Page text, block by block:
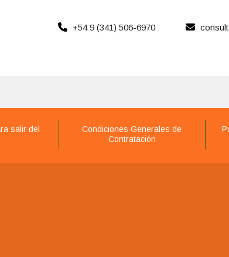
+54 9 (341) 506-6970
salir del
Condiciones Generales de
Contratación